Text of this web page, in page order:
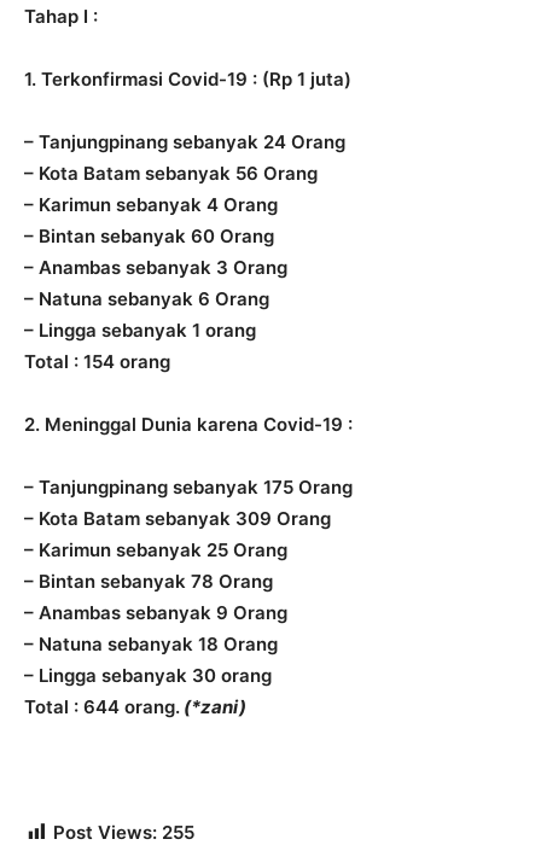
Tahap I :
1. Terkonfirmasi Covid-19 : (Rp 1 juta)
– Tanjungpinang sebanyak 24 Orang
– Kota Batam sebanyak 56 Orang
– Karimun sebanyak 4 Orang
– Bintan sebanyak 60 Orang
– Anambas sebanyak 3 Orang
– Natuna sebanyak 6 Orang
– Lingga sebanyak 1 orang
Total : 154 orang
2. Meninggal Dunia karena Covid-19 :
– Tanjungpinang sebanyak 175 Orang
– Kota Batam sebanyak 309 Orang
– Karimun sebanyak 25 Orang
– Bintan sebanyak 78 Orang
– Anambas sebanyak 9 Orang
– Natuna sebanyak 18 Orang
– Lingga sebanyak 30 orang
Total : 644 orang. (*zani)
Post Views: 255